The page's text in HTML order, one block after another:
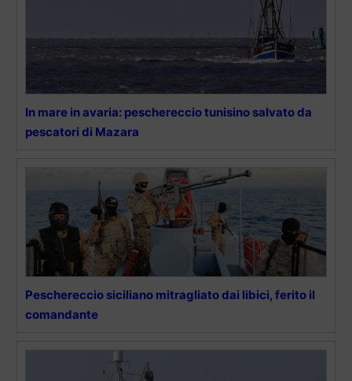
In mare in avaria: peschereccio tunisino salvato da
pescatori di Mazara
Peschereccio siciliano mitragliato dai libici, ferito il
comandante